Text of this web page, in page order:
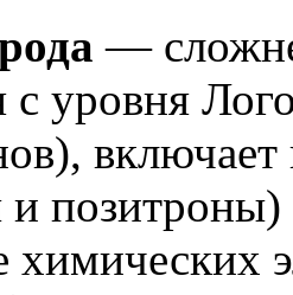
—
с уровня
и
химических